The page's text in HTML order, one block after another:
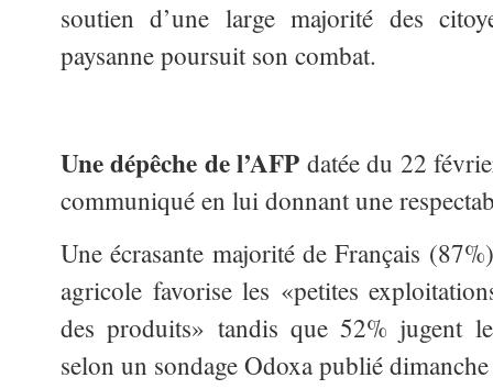
soutien d’une large majorité des
paysanne poursuit son combat.
Une dépêche de l’AFP datée du 22
communiqué en lui donnant une
Une écrasante majorité de Français
agricole favorise les «petites
des produits» tandis que 52% jugent
selon un sondage Odoxa publié